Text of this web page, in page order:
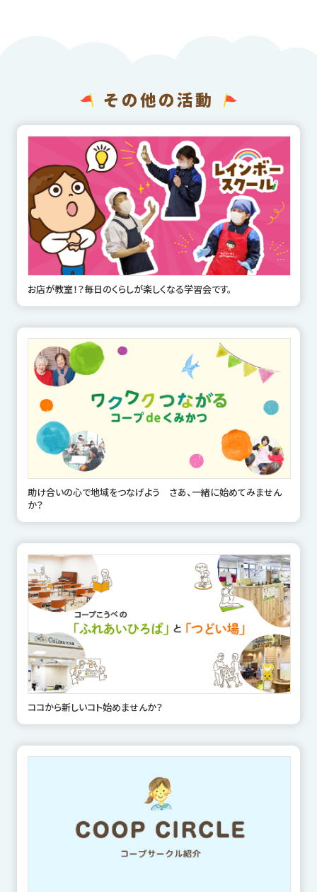
その他の活動
お店が教室！？毎日のくらしが楽しくなる学習会です。
助け合いの心で地域をつなげよう さあ、一緒に始めてみません
か？
ココから新しいコト始めませんか？